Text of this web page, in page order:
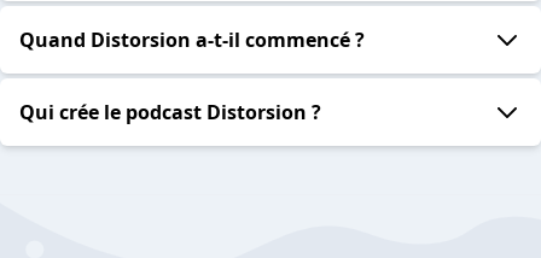
Quand Distorsion a-t-il commencé ?
Qui crée le podcast Distorsion ?